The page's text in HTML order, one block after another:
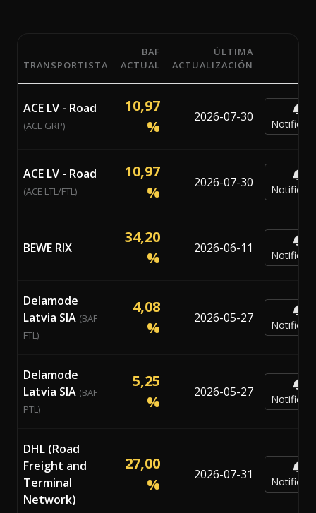
TRANSPORTISTA
BAF
ACTUAL
ÚLTIMA
ACTUALIZACIÓN
ACE LV - Road
(ACE GRP)
10,97
%
2026-07-30
ACE LV - Road
(ACE LTL/FTL)
10,97
%
2026-07-30
BEWE RIX
34,20
%
2026-06-11
Delamode
Latvia SIA (BAF
FTL)
4,08
%
2026-05-27
Delamode
Latvia SIA (BAF
PTL)
5,25
%
2026-05-27
DHL (Road
Freight and
Terminal
Network)
27,00
%
2026-07-31